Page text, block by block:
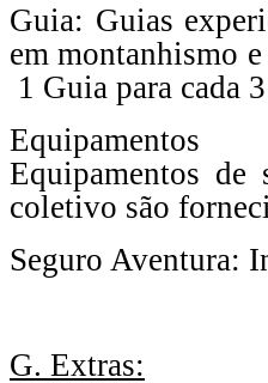
Guia: Guias
em montanhismo
1 Guia para cada
Equipamentos de
coletivo são
Seguro Aventura:
G. Extras: